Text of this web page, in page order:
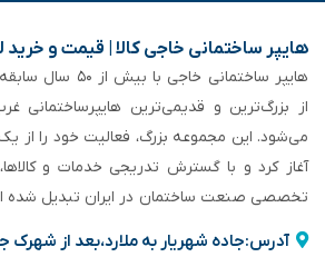
هایپر ساختمانی خاجی‌ کالا | قیمت و خرید
هایپر ساختمانی
از بزرگ‌ترین و قدیمی‌ترین هایپرساختمانی‌
می‌شود. این مجموعه بزرگ، فعالیت خود را از
آغاز کرد و با گسترش تدریجی خدمات و
تخصصی صنعت ساختمان در ایران تبدیل شده
آدرس:جاده شهریار به ملارد،بعد از شهرک